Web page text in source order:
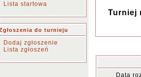
Lista startowa
do turnieju
Dodaj zgłoszenie
Lista zgłoszeń
Turniej
Data